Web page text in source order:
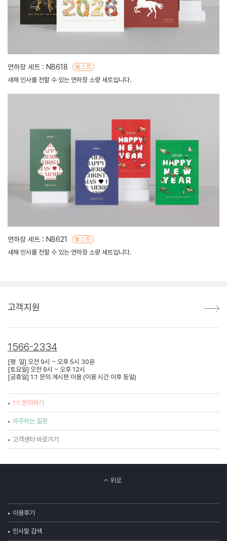
연하장 세트 : NB618
새해 인사를 전할 수 있는 연하장 소량 세트입니다.
연하장 세트 : NB621
새해 인사를 전할 수 있는 연하장 소량 세트입니다.
고객지원
1566-2334
[평 일] 오전 9시 ~ 오후 5시 30분
[토요일] 오전 9시 ~ 오후 12시
[공휴일] 1:1 문의 게시판 이용 (이용 시간 이후 동일)
1:1 문의하기
자주하는 질문
고객센터 바로가기
위로
이용후기
인사말 검색